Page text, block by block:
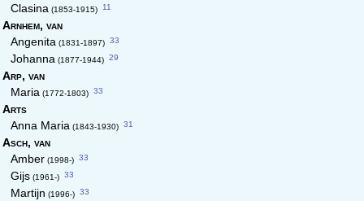
Clasina (1853-1915) 11
Arnhem, van
Angenita (1831-1897) 33
Johanna (1877-1944) 29
Arp, van
Maria (1772-1803) 33
Arts
Anna Maria (1843-1930) 31
Asch, van
Amber (1998-) 33
Gijs (1961-) 33
Martijn (1996-) 33